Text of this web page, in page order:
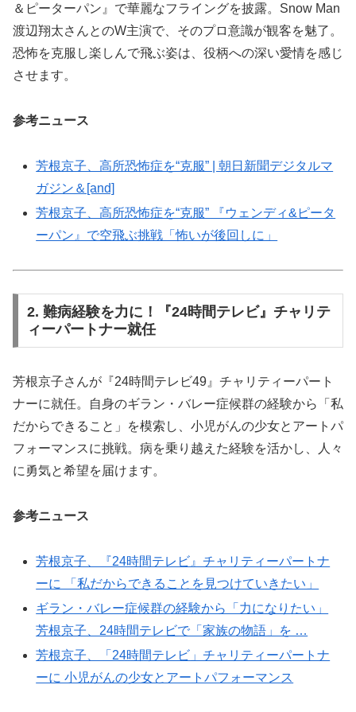
＆ピーターパン』で華麗なフライングを披露。Snow Man
渡辺翔太さんとのW主演で、そのプロ意識が観客を魅了。
恐怖を克服し楽しんで飛ぶ姿は、役柄への深い愛情を感じ
させます。
参考ニュース
芳根京子、高所恐怖症を“克服” | 朝日新聞デジタルマ
ガジン＆[and]
芳根京子、高所恐怖症を“克服” 『ウェンディ&ピータ
ーパン』で空飛ぶ挑戦「怖いが後回しに」
2. 難病経験を力に！『24時間テレビ』チャリテ
ィーパートナー就任
芳根京子さんが『24時間テレビ49』チャリティーパート
ナーに就任。自身のギラン・バレー症候群の経験から「私
だからできること」を模索し、小児がんの少女とアートパ
フォーマンスに挑戦。病を乗り越えた経験を活かし、人々
に勇気と希望を届けます。
参考ニュース
芳根京子、『24時間テレビ』チャリティーパートナ
ーに 「私だからできることを見つけていきたい」
ギラン・バレー症候群の経験から「力になりたい」
芳根京子、24時間テレビで「家族の物語」を …
芳根京子、「24時間テレビ」チャリティーパートナ
ーに 小児がんの少女とアートパフォーマンス